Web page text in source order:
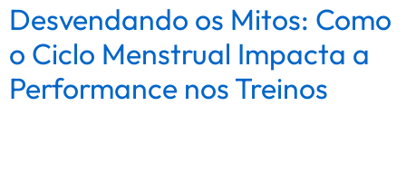
Desvendando os Mitos: Como
o Ciclo Menstrual Impacta a
Performance nos Treinos